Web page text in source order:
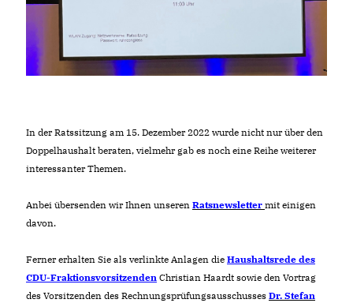
In der Ratssitzung am 15. Dezember 2022 wurde nicht nur über den
Doppelhaushalt beraten, vielmehr gab es noch eine Reihe weiterer
interessanter Themen.
Anbei übersenden wir Ihnen unseren Ratsnewsletter mit einigen
davon.
Ferner erhalten Sie als verlinkte Anlagen die Haushaltsrede des
CDU-Fraktionsvorsitzenden Christian Haardt sowie den Vortrag
des Vorsitzenden des Rechnungsprüfungsausschusses Dr. Stefan